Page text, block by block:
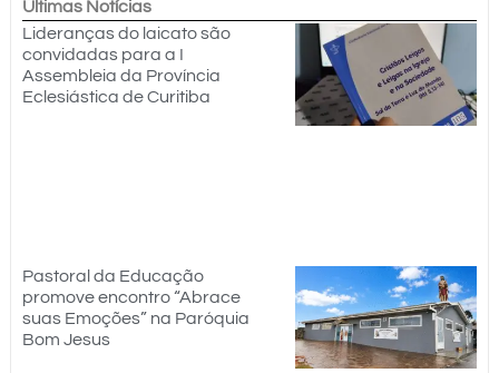
Últimas Notícias
Lideranças do laicato são
convidadas para a I
Assembleia da Província
Eclesiástica de Curitiba
Pastoral da Educação
promove encontro “Abrace
suas Emoções” na Paróquia
Bom Jesus